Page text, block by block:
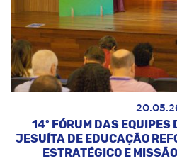
14º FÓRUM DAS EQUIPES
JESUÍTA DE EDUCAÇÃO
ESTRATÉGICO E